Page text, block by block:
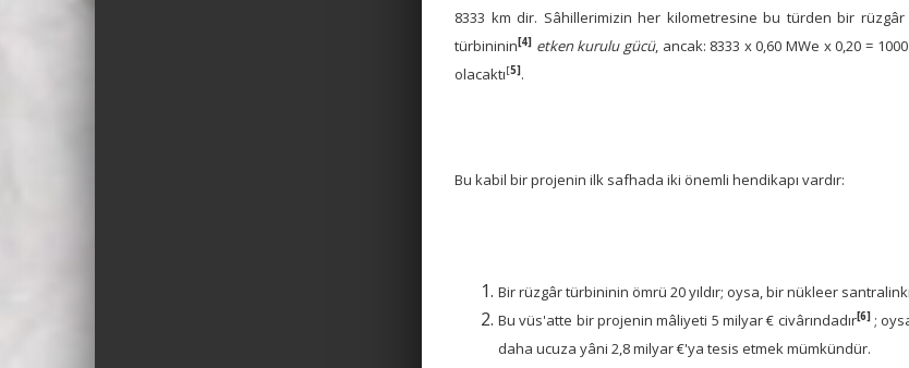
8333 km dir. Sâhillerimizin her kilometresine bu türden bir
türbininin [4] etken kurulu gücü, ancak: 8333 x 0,60 MWe x 0,20 =
olacaktı[5] .
Bu kabil bir projenin ilk safhada iki önemli hendikapı vardır:
Bir rüzgâr türbininin ömrü 20 yıldır; oysa, bir nükleer santralinki
Bu vüs'atte bir projenin mâliyeti 5 milyar € civârındadır[6];
daha ucuza yâni 2,8 milyar €'ya tesis etmek mümkündür.